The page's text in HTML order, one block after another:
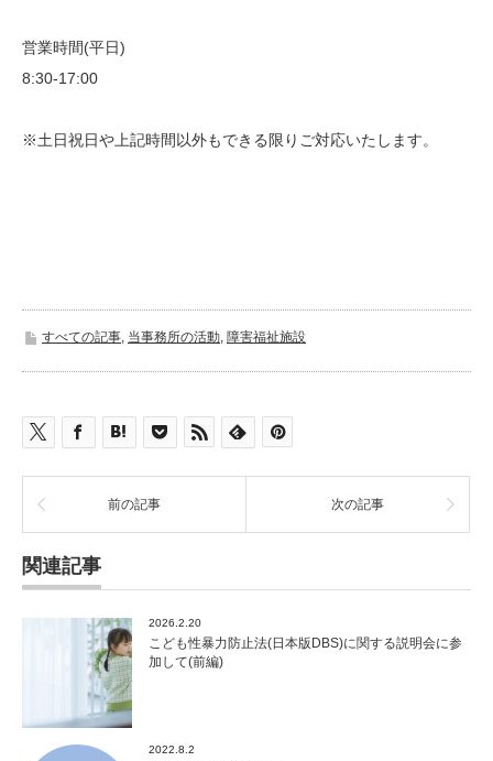
営業時間(平日)
8:30-17:00
※土日祝日や上記時間以外もできる限りご対応いたします。
すべての記事, 当事務所の活動, 障害福祉施設
前の記事 次の記事
関連記事
2026.2.20
こども性暴力防止法(日本版DBS)に関する説明会に参
加して(前編)
2022.8.2